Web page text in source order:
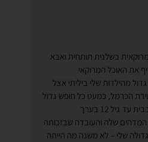
בשלנית תותחית ואבא
את האוכל המרוקאי
מהילדות שלי ביליתי אצל
הכרמל, כמעט כל חופש גדול
גיל 12 בערך
שלה והעובדה שבזכותה
שלי – לא משנה מה הייתה